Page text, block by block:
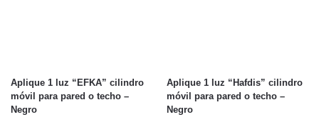
Aplique 1 luz “EFKA” cilindro
móvil para pared o techo –
Negro
Aplique 1 luz “Hafdis” cilindro
móvil para pared o techo –
Negro